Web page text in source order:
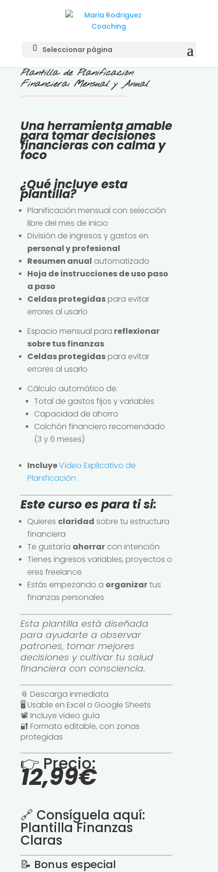
Seleccionar página
Plantilla de Planificación
Financiera: Mensual y Anual
Una herramienta amable
para tomar decisiones
financieras con calma y
foco
¿Qué incluye esta
plantilla?
Planificación mensual con selección
libre del mes de inicio
División de ingresos y gastos en
personal y profesional
Resumen anual automatizado
Hoja de instrucciones de uso paso
a paso
Celdas protegidas para evitar
errores al usarlo
Espacio mensual para reflexionar
sobre tus finanzas
Celdas protegidas para evitar
errores al usarlo
Cálculo automático de:
Total de gastos fijos y variables
Capacidad de ahorro
Colchón financiero recomendado
(3 y 6 meses)
IncluyeVídeo Explicativo de
Planificación
Este curso es para ti si:
Quieres claridad sobre tu estructura
financiera
Te gustaría ahorrar con intención
Tienes ingresos variables, proyectos o
eres freelance
Estás empezando a organizartus
finanzas personales
Esta plantilla está diseñada
para ayudarte a observar
patrones, tomar mejores
decisiones y cultivar tu salud
financiera con consciencia.
📎 Descarga inmediata
🖥️ Usable en Excel o Google Sheets
📽️ Incluye video guía
🔐 Formato editable, con zonas
protegidas
👉 Precio:
12,99€
🔗 Consíguela aquí:
Plantilla Finanzas
Claras
📝 Bonus especial